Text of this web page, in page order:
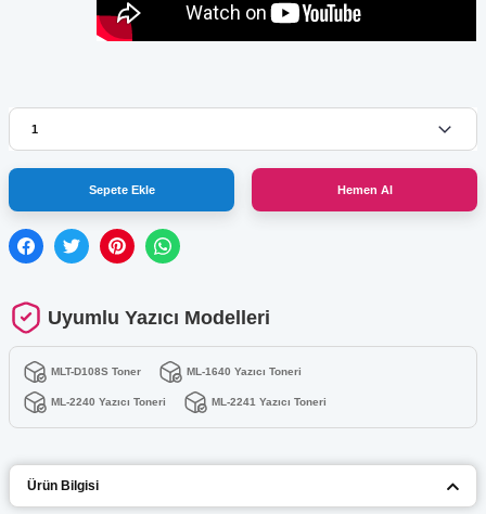
Sepete Ekle Hemen Al
Uyumlu Yazıcı Modelleri
MLT-D108S Toner ML-1640 Yazıcı Toneri
ML-2240 Yazıcı Toneri ML-2241 Yazıcı Toneri
Ürün Bilgisi